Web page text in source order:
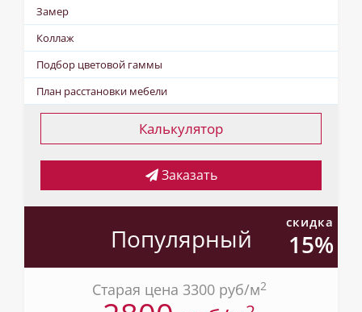
Замер
Коллаж
Подбор цветовой гаммы
План расстановки мебели
Калькулятор
Заказать
скидка
15%
Популярный
Старая цена 3300 pуб/м2